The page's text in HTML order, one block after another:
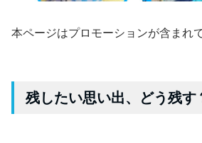
本ページはプロモーションが含まれ
残したい思い出、どう残す